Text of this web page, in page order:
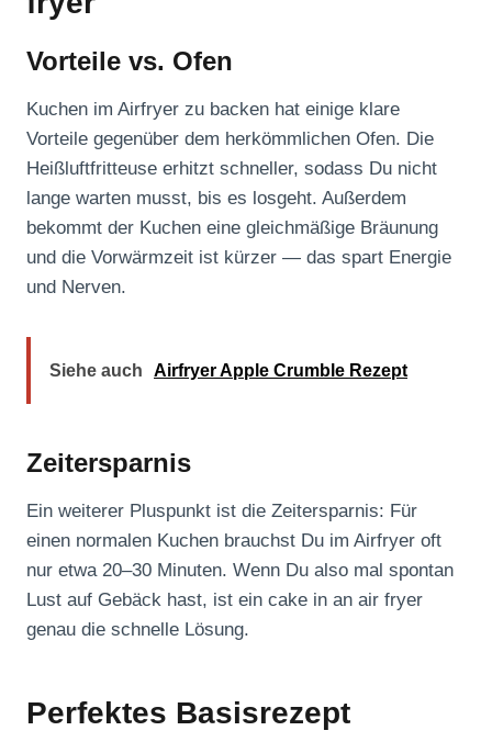
Vorteile vs. Ofen
Kuchen im Airfryer zu backen hat einige klare
Vorteile gegenüber dem herkömmlichen Ofen. Die
Heißluftfritteuse erhitzt schneller, sodass Du nicht
lange warten musst, bis es losgeht. Außerdem
bekommt der Kuchen eine gleichmäßige Bräunung
und die Vorwärmzeit ist kürzer — das spart Energie
und Nerven.
Siehe auch Airfryer Apple Crumble Rezept
Zeitersparnis
Ein weiterer Pluspunkt ist die Zeitersparnis: Für
einen normalen Kuchen brauchst Du im Airfryer oft
nur etwa 20–30 Minuten. Wenn Du also mal spontan
Lust auf Gebäck hast, ist ein cake in an air fryer
genau die schnelle Lösung.
Perfektes Basisrezept